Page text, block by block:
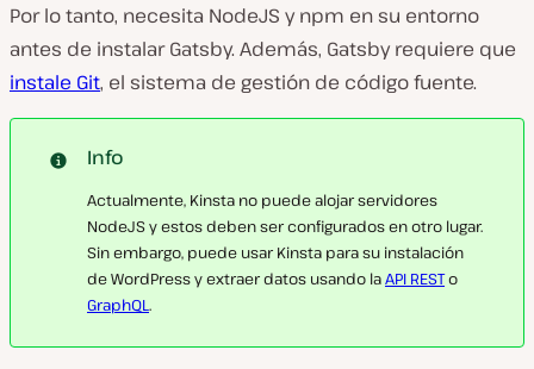
Por lo tanto, necesita NodeJS y npm en su entorno
antes de instalar Gatsby. Además, Gatsby requiere que
instale Git, el sistema de gestión de código fuente.
Info
Actualmente, Kinsta no puede alojar servidores
NodeJS y estos deben ser configurados en otro lugar.
Sin embargo, puede usar Kinsta para su instalación
de WordPress y extraer datos usando laAPI RESTo
GraphQL.